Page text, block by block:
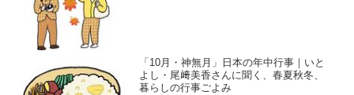
「10月・神無月」日本の年中行事｜いと
よし・尾﨑美香さんに聞く、春夏秋冬、
暮らしの行事ごよみ